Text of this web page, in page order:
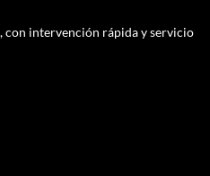
con intervención rápida y servicio